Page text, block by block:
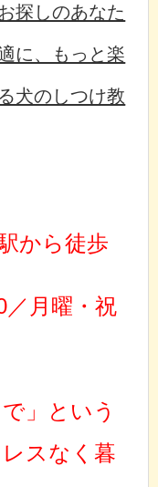
探しのあなた
に、もっと楽
犬のしつけ教
から徒歩
／月曜・祝
」という
スなく暮